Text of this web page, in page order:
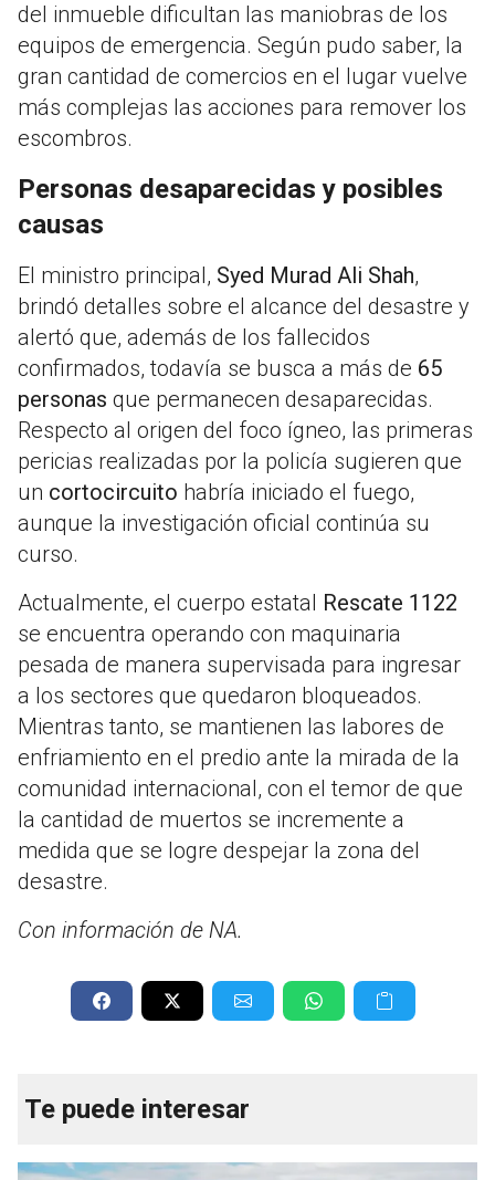
del inmueble dificultan las maniobras de los
equipos de emergencia. Según pudo saber, la
gran cantidad de comercios en el lugar vuelve
más complejas las acciones para remover los
escombros.
Personas desaparecidas y posibles
causas
El ministro principal, Syed Murad Ali Shah,
brindó detalles sobre el alcance del desastre y
alertó que, además de los fallecidos
confirmados, todavía se busca a más de 65
personas que permanecen desaparecidas.
Respecto al origen del foco ígneo, las primeras
pericias realizadas por la policía sugieren que
un cortocircuito habría iniciado el fuego,
aunque la investigación oficial continúa su
curso.
Actualmente, el cuerpo estatal Rescate 1122
se encuentra operando con maquinaria
pesada de manera supervisada para ingresar
a los sectores que quedaron bloqueados.
Mientras tanto, se mantienen las labores de
enfriamiento en el predio ante la mirada de la
comunidad internacional, con el temor de que
la cantidad de muertos se incremente a
medida que se logre despejar la zona del
desastre.
Con información de NA.
Te puede interesar